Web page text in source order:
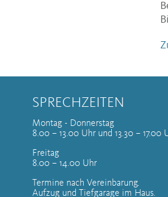
SPRECHZEITEN
Montag - Donnerstag
8.00 – 13.00 Uhr und 13.30 – 17.00
Freitag
8.00 – 14.00 Uhr
Termine nach Vereinbarung.
Aufzug und Tiefgarage im Haus.